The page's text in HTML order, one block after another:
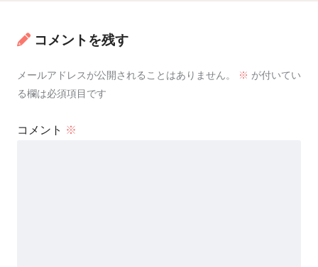
コメントを残す
メールアドレスが公開されることはありません。 ※ が付いてい
る欄は必須項目です
コメント ※